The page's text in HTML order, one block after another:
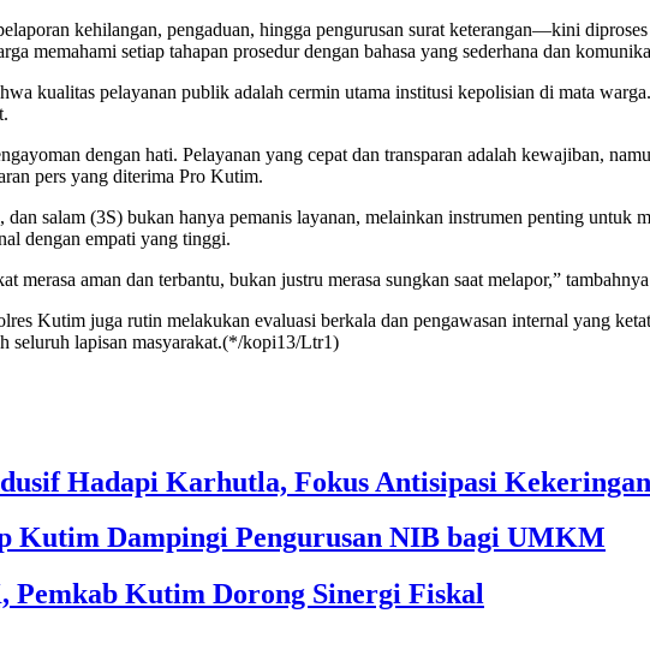
kehilangan, pengaduan, hingga pengurusan surat keterangan—kini
memahami setiap tahapan prosedur dengan bahasa yang sederhana dan
kualitas pelayanan publik adalah cermin utama institusi kepolisian di mata
dengan hati. Pelayanan yang cepat dan transparan adalah kewajiban,
pers yang diterima Pro Kutim.
salam (3S) bukan hanya pemanis layanan, melainkan instrumen penting
dengan empati yang tinggi.
merasa aman dan terbantu, bukan justru merasa sungkan saat melapor,”
Kutim juga rutin melakukan evaluasi berkala dan pengawasan internal yang
seluruh lapisan masyarakat.(*/kopi13/Ltr1)
Hadapi Karhutla, Fokus Antisipasi Kekeringan
Kutim Dampingi Pengurusan NIB bagi UMKM
Pemkab Kutim Dorong Sinergi Fiskal